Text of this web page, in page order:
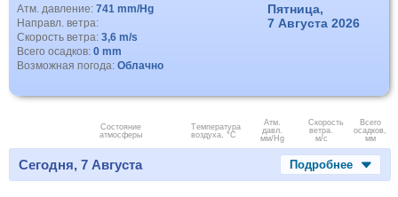
Атм. давление: 741 mm/Hg
Направл. ветра:
Скорость ветра: 3,6 m/s
Всего осадков: 0 mm
Возможная погода: Облачно
Пятница,
7 Августа 2026
Состояние
атмосферы
Температура
воздуха, °C
Атм.
давл.
мм/Hg
Скорость
ветра.
м/с
Всего
осадков,
мм
Сегодня, 7 Августа Подробнее